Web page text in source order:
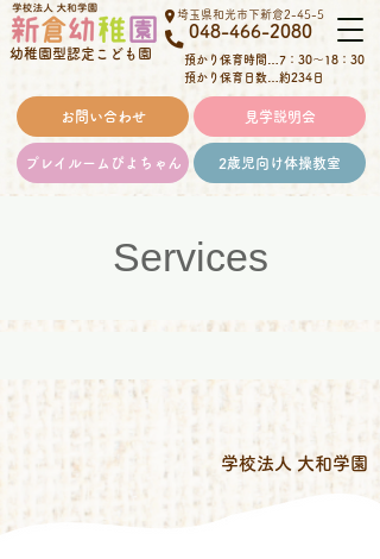
埼玉県和光市下新倉2-45-5
048-466-2080
預かり保育時間… 7：30～18：30
預かり保育日数…約234日
お問い合わせ 見学説明会
プレイルームぴよちゃん 2歳児向け体操教室
幼稚園型認定こども園
Services
学校法人 大和学園